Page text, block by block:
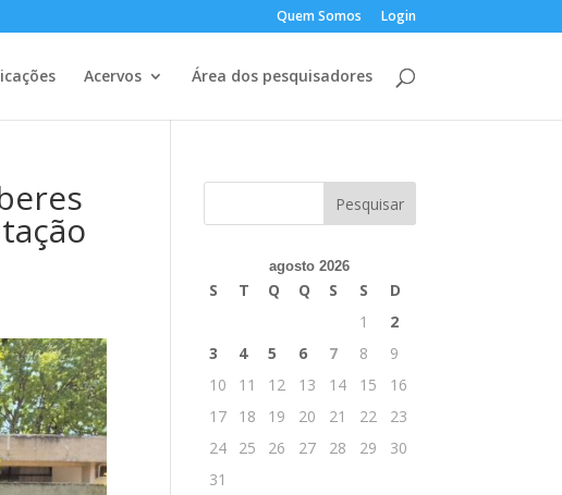
Quem Somos Login
Acervos Área dos pesquisadores
agosto 2026
S T Q Q S S
D
1
2
3
4 5 6 7 8
9
10
11 12 13 14 15
16
17
18 19 20 21 22
23
24
25 26 27 28 29
30
31